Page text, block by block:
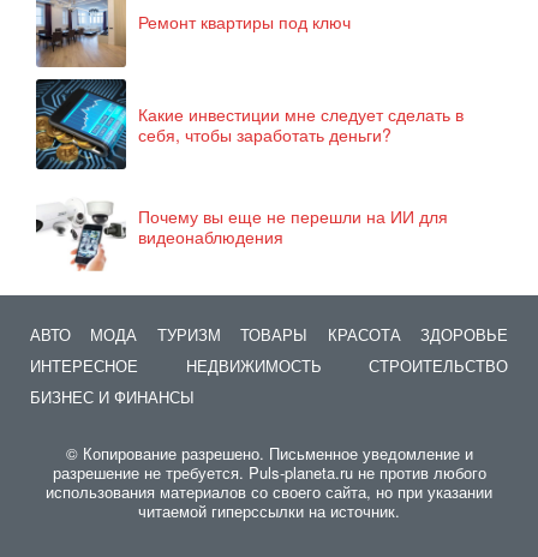
Ремонт квартиры под ключ
Какие инвестиции мне следует сделать в
себя, чтобы заработать деньги?
Почему вы еще не перешли на ИИ для
видеонаблюдения
АВТО МОДА ТУРИЗМ ТОВАРЫ КРАСОТА
ЗДОРОВЬЕ
ИНТЕРЕСНОЕ
НЕДВИЖИМОСТЬ
СТРОИТЕЛЬСТВО
БИЗНЕС И ФИНАНСЫ
© Копирование разрешено. Письменное уведомление и
разрешение не требуется. Puls-planeta.ru не против любого
использования материалов со своего сайта, но при указании
читаемой гиперссылки на источник.